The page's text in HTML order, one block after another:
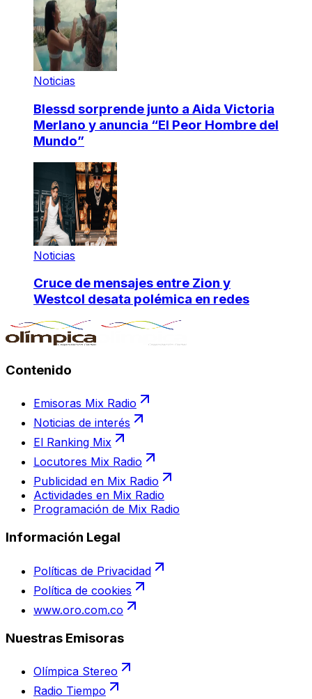
Noticias
Blessd sorprende junto a Aida Victoria
Merlano y anuncia “El Peor Hombre del
Mundo”
Noticias
Cruce de mensajes entre Zion y
Westcol desata polémica en redes
Contenido
Emisoras Mix Radio
Noticias de interés
El Ranking Mix
Locutores Mix Radio
Publicidad en Mix Radio
Actividades en Mix Radio
Programación de Mix Radio
Información Legal
Políticas de Privacidad
Política de cookies
www.oro.com.co
Nuestras Emisoras
Olímpica Stereo
Radio Tiempo